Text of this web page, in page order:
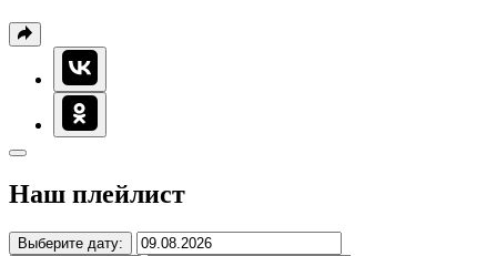
Наш плейлист
Выберите дату: